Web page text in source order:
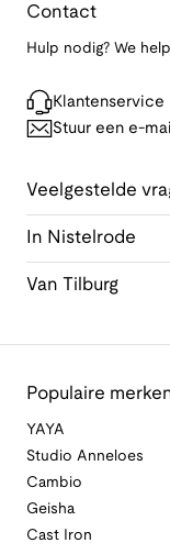
Contact
Hulp nodig? We
Klantenservice
Stuur een e-mail
Veelgestelde
In Nistelrode
Van Tilburg
Populaire
YAYA
Studio Anneloes
Cambio
Geisha
Cast Iron